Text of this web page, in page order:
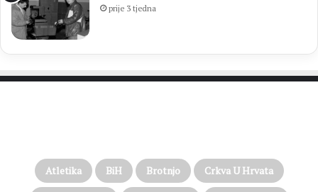
prije 3 tjedna
Atletika BiH Brotnjo Crkva U Hrvata